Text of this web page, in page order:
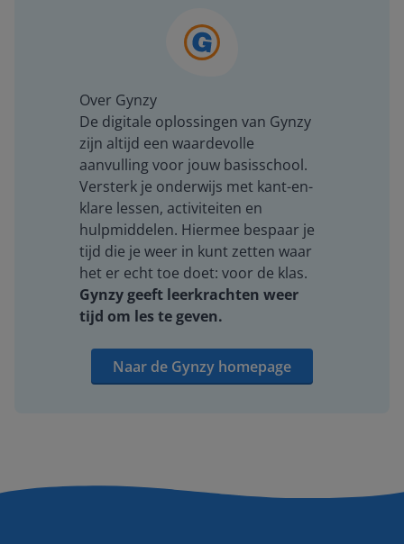
Over Gynzy
De digitale oplossingen van Gynzy
zijn altijd een waardevolle
aanvulling voor jouw basisschool.
Versterk je onderwijs met kant-en-
klare lessen, activiteiten en
hulpmiddelen. Hiermee bespaar je
tijd die je weer in kunt zetten waar
het er echt toe doet: voor de klas.
Gynzy geeft leerkrachten weer
tijd om les te geven.
Naar de Gynzy homepage